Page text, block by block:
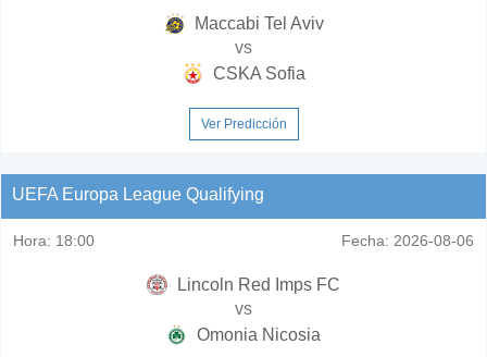
Maccabi Tel Aviv
vs
CSKA Sofia
Ver Predicción
UEFA Europa League Qualifying
Hora: 18:00 Fecha: 2026-08-06
Lincoln Red Imps FC
vs
Omonia Nicosia